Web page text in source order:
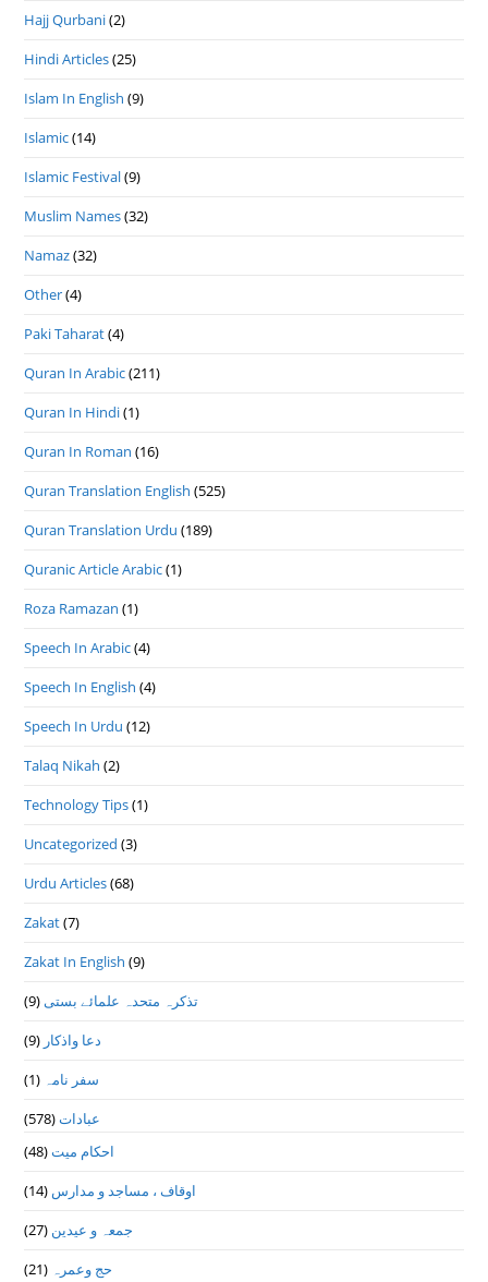
Hajj Qurbani(2)
Hindi Articles(25)
Islam In English (9)
Islamic(14)
Islamic Festival(9)
Muslim Names(32)
Namaz(32)
Other(4)
Paki Taharat(4)
Quran In Arabic(211)
Quran In Hindi(1)
Quran In Roman (16)
Quran Translation English (525)
Quran Translation Urdu (189)
Quranic Article Arabic(1)
Roza Ramazan (1)
Speech In Arabic(4)
Speech In English (4)
Speech In Urdu (12)
Talaq Nikah (2)
Technology Tips(1)
Uncategorized (3)
Urdu Articles(68)
Zakat(7)
Zakat In English (9)
تذكرہ متحدہ علمائے بستى(9)
دعا واذكار (9)
سفر نامہ (1)
عبادات(578)
احکام میت(48)
اوقاف ، مساجد و مدارس (14)
جمعہ و عیدین (27)
حج وعمرہ (21)